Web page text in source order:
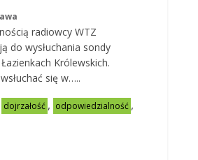
radiowcy WTZ
do wysłuchania sondy
Królewskich.
się w…..
dojrzałość , odpowiedzialność ,